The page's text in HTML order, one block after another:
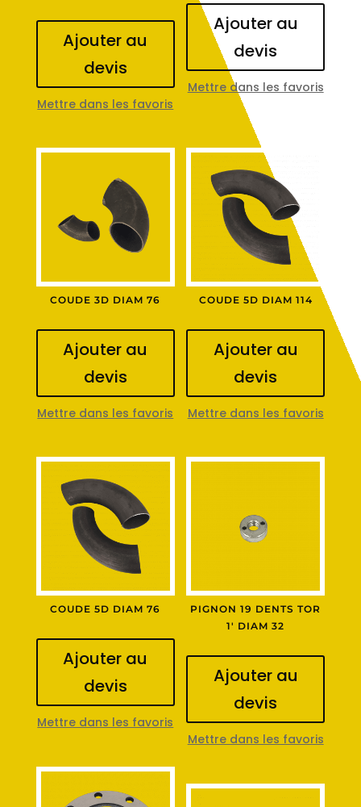
Ajouter au
devis
Mettre dans les favoris
Ajouter au
devis
Mettre dans les favoris
COUDE 3D DIAM 76
Ajouter au
devis
Mettre dans les favoris
COUDE 5D DIAM 114
Ajouter au
devis
Mettre dans les favoris
COUDE 5D DIAM 76
Ajouter au
devis
Mettre dans les favoris
PIGNON 19 DENTS TOR
1′ DIAM 32
Ajouter au
devis
Mettre dans les favoris